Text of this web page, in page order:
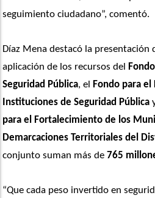
seguimiento ciudadano”, comentó.
Díaz Mena destacó la presentación
aplicación de los recursos del
Seguridad Pública, el
Fondo para
Instituciones de Seguridad Pública
para el Fortalecimiento de los
Demarcaciones Territoriales del
conjunto suman más de 765
“Que cada peso invertido en